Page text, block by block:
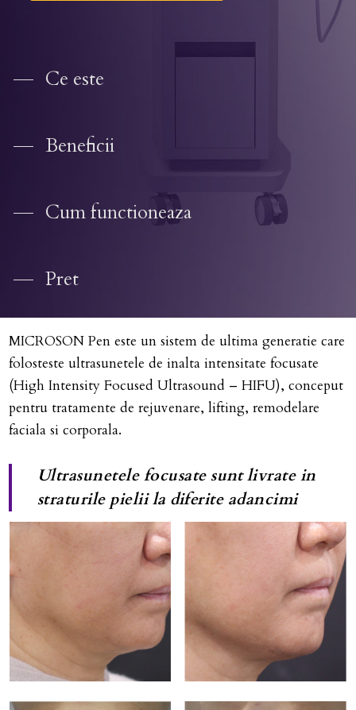
Ce este
Beneficii
Cum functioneaza
Pret
MICROSON Pen este un sistem de ultima generatie care
folosteste ultrasunetele de inalta intensitate focusate
(High Intensity Focused Ultrasound – HIFU), conceput
pentru tratamente de rejuvenare, lifting, remodelare
faciala si corporala.
Ultrasunetele focusate sunt livrate in
straturile pielii la diferite adancimi